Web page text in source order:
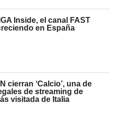
Inside, el canal FAST
en España
cierran ‘Calcio’, una de
de streaming de
visitada de Italia